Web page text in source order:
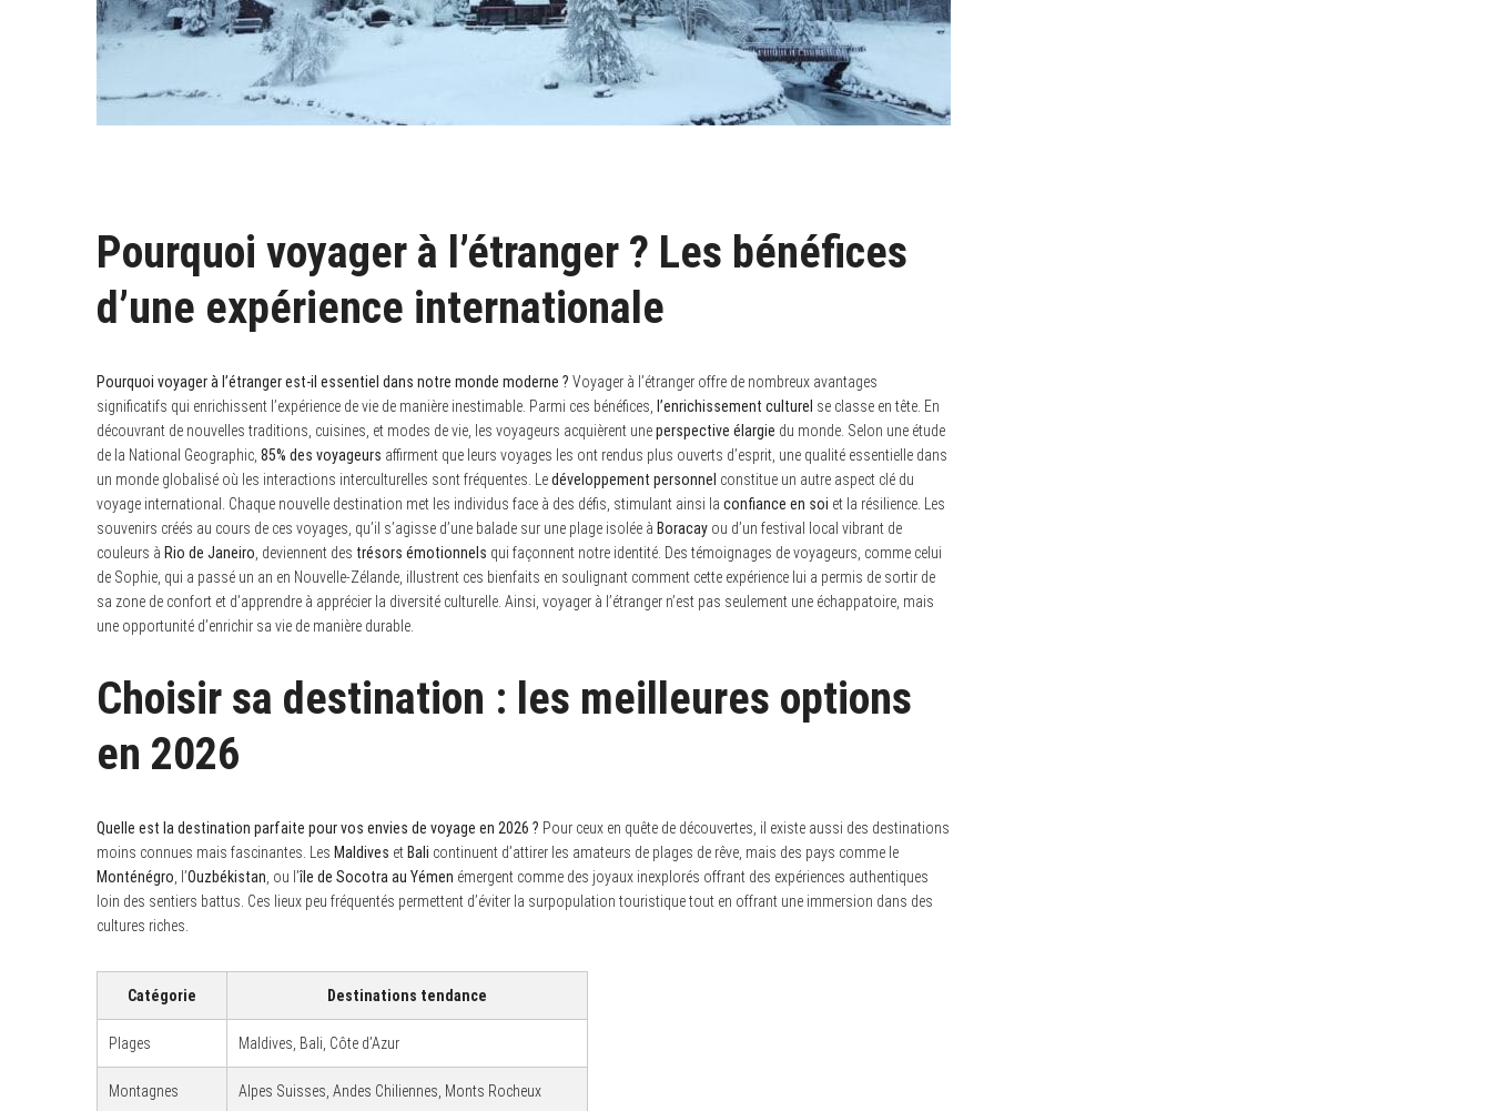
Pourquoi voyager à l’étranger ? Les bénéfices
d’une expérience internationale
Pourquoi voyager à l’étranger est-il essentiel dans notre monde moderne ? Voyager à l’étranger offre de nombreux avantages
significatifs qui enrichissent l’expérience de vie de manière inestimable. Parmi ces bénéfices,
l’enrichissement culturel se classe en tête. En
découvrant de nouvelles traditions, cuisines, et modes de vie, les voyageurs acquièrent uneperspective élargie du monde. Selon une étude
de la National Geographic, 85% des voyageurs affirment que leurs voyages les ont rendus plus ouverts d’esprit, une qualité essentielle dans
un monde globalisé où les interactions interculturelles sont fréquentes. Ledéveloppement personnel constitue un autre aspect clé du
voyage international. Chaque nouvelle destination met les individus face à des défis, stimulant ainsi la confiance en soi et la résilience. Les
souvenirs créés au cours de ces voyages, qu’il s’agisse d’une balade sur une plage isolée à Boracay ou d’un festival local vibrant de
couleurs à Rio de Janeiro , deviennent des trésors émotionnels qui façonnent notre identité. Des témoignages de voyageurs, comme celui
de Sophie, qui a passé un an en Nouvelle-Zélande, illustrent ces bienfaits en soulignant comment cette expérience lui a permis de sortir de
sa zone de confort et d’apprendre à apprécier la diversité culturelle. Ainsi, voyager à l’étranger n’est pas seulement une échappatoire, mais
une opportunité d’enrichir sa vie de manière durable.
Choisir sa destination : les meilleures options
en 2026
Quelle est la destination parfaite pour vos envies de voyage en 2026 ? Pour ceux en quête de découvertes, il existe aussi des destinations
moins connues mais fascinantes. Les Maldives et Bali continuent d’attirer les amateurs de plages de rêve, mais des pays comme le
Monténégro , l’Ouzbékistan , ou l’île de Socotra au Yémen émergent comme des joyaux inexplorés offrant des expériences authentiques
loin des sentiers battus. Ces lieux peu fréquentés permettent d’éviter la surpopulation touristique tout en offrant une immersion dans des
cultures riches.
Catégorie Destinations tendance
Plages Maldives, Bali, Côte d’Azur
Montagnes Alpes Suisses, Andes Chiliennes, Monts Rocheux